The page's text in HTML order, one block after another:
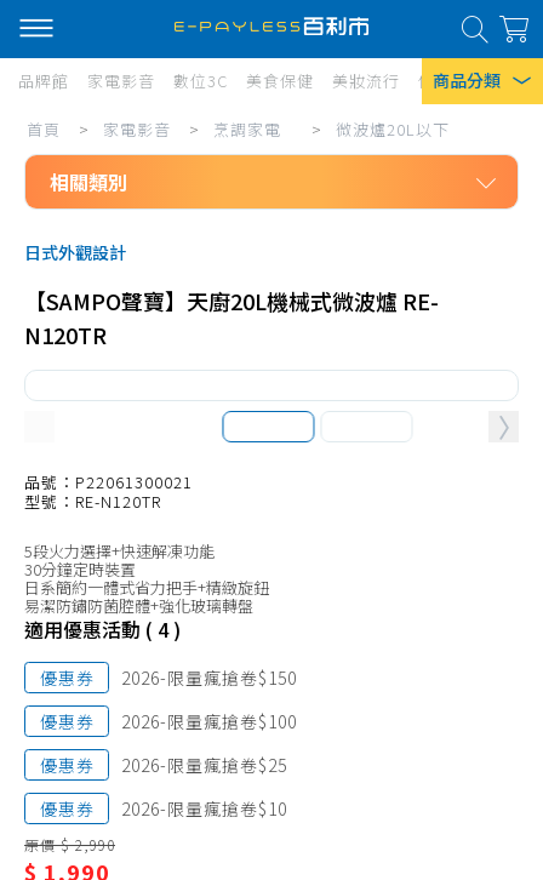
商品分類
熱門搜尋
風扇
Iphone 17
品牌館 家電影音 數位3C 美食保健 美妝流行 傢俱寢具 居
家
電
影
音/
調
家
電/
波
20L
以
下
首頁 > 家電影音 > 烹調家電 > 微波爐20L以下
相關類別
電烤箱10L以下
電烤箱21L-40L
微波爐20L以下
微波爐31L以上
電鍋6人份以下
電鍋7-10人份
電鍋11人份以上
電子鍋5人份以下
電子鍋6人份
電子鍋7-10人份
電子鍋11人份以上
日式外觀設計
【SAMPO聲寶】天廚20L機械式微波爐 RE-
N120TR
品號：P22061300021
型號：RE-N120TR
5段火力選擇+快速解凍功能
30分鐘定時裝置
日系簡約一體式省力把手+精緻旋鈕
易潔防鏽防菌腔體+強化玻璃轉盤
適用優惠活動 ( 4 )
優惠券
2026-限量瘋搶卷$150
優惠券
2026-限量瘋搶卷$100
優惠券
2026-限量瘋搶卷$25
優惠券
2026-限量瘋搶卷$10
原價 $ 2,990
$ 1,990